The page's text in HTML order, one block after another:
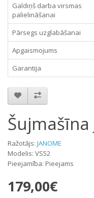
Galdiņš darba virsmas
palielināšanai
Pārsegs uzglabāšanai
Apgaismojums
Garantija
Šujmašīna
Ražotājs: JANOME
Modelis: VS52
Pieejamība: Pieejams
179,00€